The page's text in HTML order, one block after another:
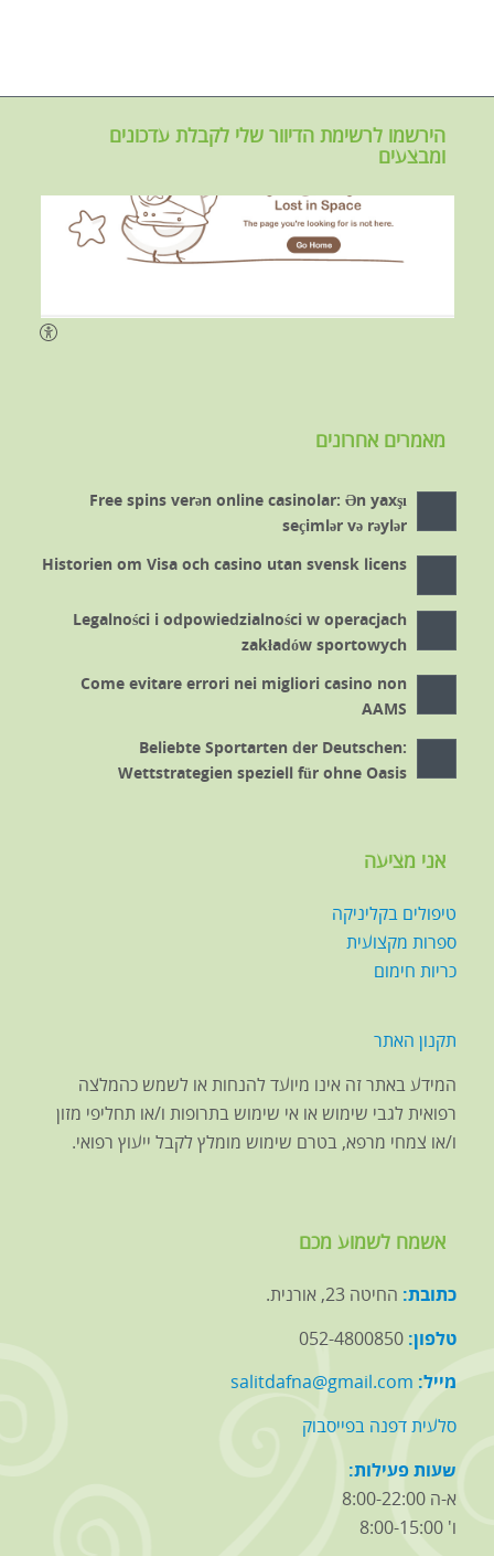
הירשמו לרשימת הדיוור שלי לקבלת עדכונים
ומבצעים
מאמרים אחרונים
Free spins verən online casinolar: Ən yaxşı
seçimlər və rəylər
Historien om Visa och casino utan svensk licens
Legalności i odpowiedzialności w operacjach
zakładów sportowych
Come evitare errori nei migliori casino non
AAMS
Beliebte Sportarten der Deutschen:
Wettstrategien speziell für ohne Oasis
אני מציעה
טיפולים בקליניקה
ספרות מקצועית
כריות חימום
תקנון האתר
המידע באתר זה אינו מיועד להנחות או לשמש כהמלצה
רפואית לגבי שימוש או אי שימוש בתרופות ו/או תחליפי מזון
ו/או צמחי מרפא, בטרם שימוש מומלץ לקבל ייעוץ רפואי.
אשמח לשמוע מכם
כתובת: החיטה 23, אורנית.
טלפון: 052-4800850
מייל: salitdafna@gmail.com
סלעית דפנה בפייסבוק
שעות פעילות:
א-ה 8:00-22:00
ו' 8:00-15:00